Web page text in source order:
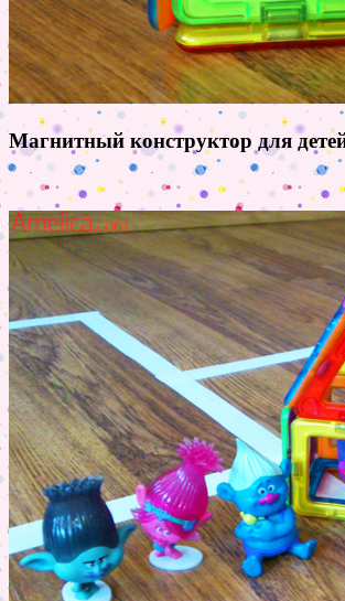
Магнитный конструктор для